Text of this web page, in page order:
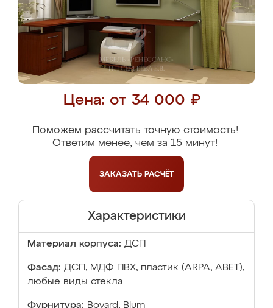
Цена: от 34 000 ₽
Поможем рассчитать точную стоимость!
Ответим менее, чем за 15 минут!
ЗАКАЗАТЬ РАСЧЁТ
Характеристики
Материал корпуса: ДСП
Фасад: ДСП, МДФ ПВХ, пластик (ARPA, ABET),
любые виды стекла
Фурнитура: Boyard, Blum